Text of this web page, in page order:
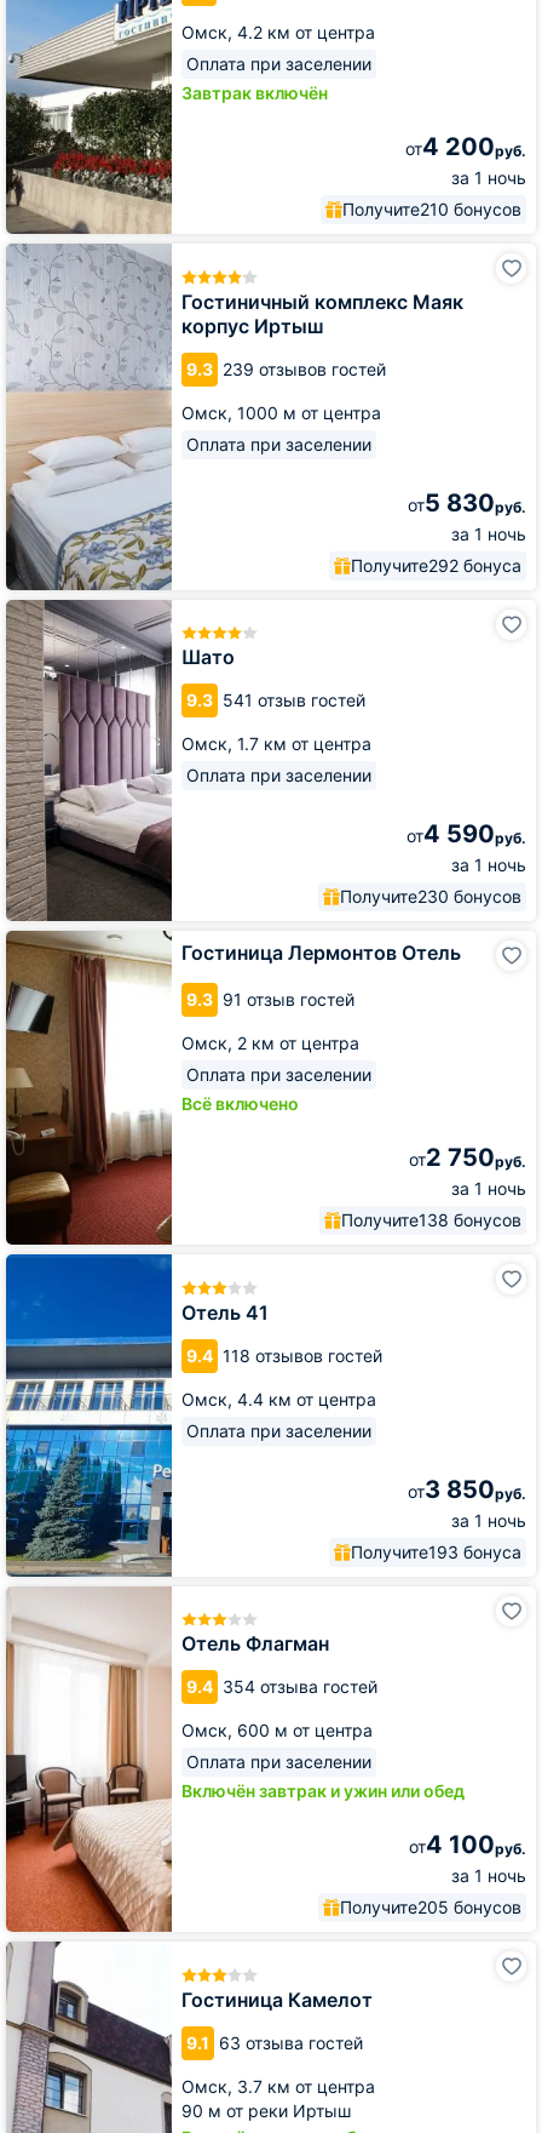
Омск, 4.2 км от центра
Оплата при заселении
Завтрак включён
от4 200руб.
за 1 ночь
Получите210 бонусов
Гостиничный комплекс Маяк
корпус Иртыш
9.3 239 отзывов гостей
Омск, 1000 м от центра
Оплата при заселении
от5 830руб.
за 1 ночь
Получите292 бонуса
Гостиничный
комплекс
Маяк
корпус
Иртыш
Шато
9.3 541 отзыв гостей
Омск, 1.7 км от центра
Оплата при заселении
от4 590руб.
за 1 ночь
Получите230 бонусов
Шато
Гостиница Лермонтов Отель
9.3 91 отзыв гостей
Омск, 2 км от центра
Оплата при заселении
Всё включено
от2 750руб.
за 1 ночь
Получите138 бонусов
Гостиница
Лермонтов
Отель
Отель 41
9.4 118 отзывов гостей
Омск, 4.4 км от центра
Оплата при заселении
от3 850руб.
за 1 ночь
Получите193 бонуса
Отель
Отель Флагман
9.4 354 отзыва гостей
Омск, 600 м от центра
Оплата при заселении
Включён завтрак и ужин или обед
от4 100руб.
за 1 ночь
Получите205 бонусов
Отель
Флагман
Гостиница Камелот
9.1 63 отзыва гостей
Омск, 3.7 км от центра
90 м от реки Иртыш
Гостиница
Камелот